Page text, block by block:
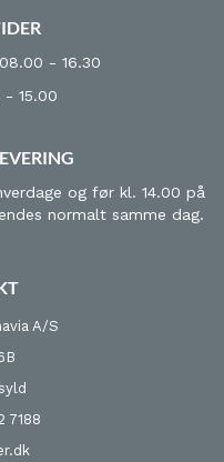
- 16.30
- 15.00
og før kl. 14.00 på
normalt samme dag.
A/S
7188